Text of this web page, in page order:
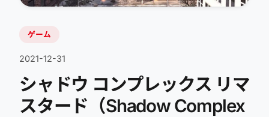
ゲーム
2021-12-31
シャドウ コンプレックス リマ
スタード（Shadow Complex